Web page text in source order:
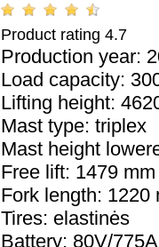
Product rating 4.7
Production year:
Load capacity:
Lifting height:
Mast type: triplex
Mast height
Free lift: 1479 mm
Fork length: 1220
Tires: elastinės
Battery: 80V/